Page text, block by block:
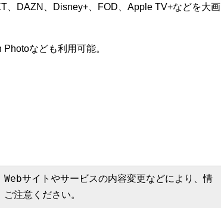
、DAZN、Disney+、FOD、Apple TV+などを大画
なども利用可能。
サイトやサービスの内容変更などにより、情
注意ください。